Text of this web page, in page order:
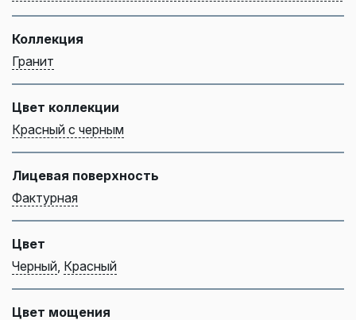
Коллекция
Гранит
Цвет коллекции
Красный с черным
Лицевая поверхность
Фактурная
Цвет
Черный Красный
Цвет мощения